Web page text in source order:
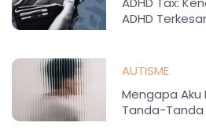
ADHD
AUTISME
Mengapa Aku
Tanda-